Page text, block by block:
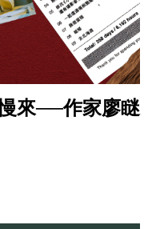
來──作家廖瞇